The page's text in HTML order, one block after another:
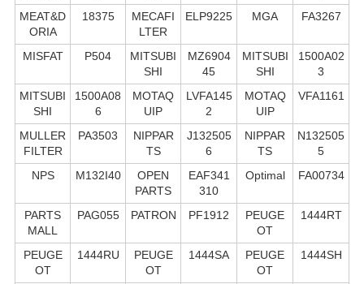
MEAT&D
ORIA
18375
MECAFI
LTER
ELP9225 MGA FA3267
MISFAT P504
MITSUBI
SHI
MZ6904
45
MITSUBI
SHI
1500A02
3
MITSUBI
SHI
1500A08
6
MOTAQ
UIP
LVFA145
2
MOTAQ
UIP
VFA1161
MULLER
FILTER
PA3503
NIPPAR
TS
J132505
6
NIPPAR
TS
N132505
5
NPS
M132I40
OPEN
PARTS
EAF341
310
Optimal FA00734
PARTS
MALL
PAG055 PATRON PF1912
PEUGE
OT
1444RT
PEUGE
OT
1444RU
PEUGE
OT
1444SA
PEUGE
OT
1444SH